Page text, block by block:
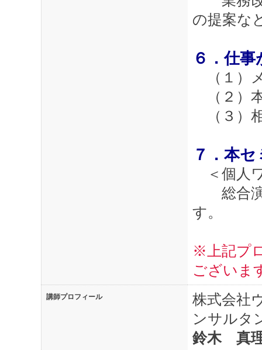
の提案な
６．仕
（１）
（２）
（３）
７．本
＜個人
総合演
す。
※上記プ
ございま
講師プロフィール
株式会社
ンサルタ
鈴木 真